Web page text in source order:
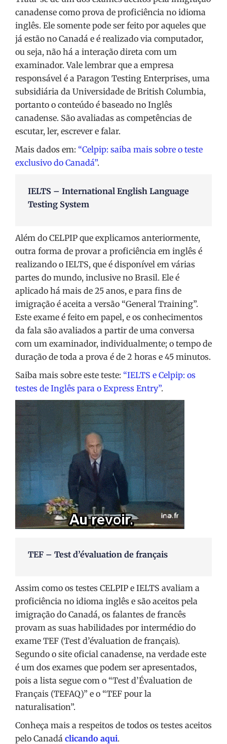
canadense como prova de proficiência no idioma
inglês. Ele somente pode ser feito por aqueles que
já estão no Canadá e é realizado via computador,
ou seja, não há a interação direta com um
examinador. Vale lembrar que a empresa
responsável é a Paragon Testing Enterprises, uma
subsidiária da Universidade de British Columbia,
portanto o conteúdo é baseado no Inglês
canadense. São avaliadas as competências de
escutar, ler, escrever e falar.
Mais dados em: “Celpip: saiba mais sobre o teste
exclusivo do Canadá”.
IELTS – International English Language
Testing System
Além do CELPIP que explicamos anteriormente,
outra forma de provar a proficiência em inglês é
realizando o IELTS, que é disponível em várias
partes do mundo, inclusive no Brasil. Ele é
aplicado há mais de 25 anos, e para fins de
imigração é aceita a versão “General Training”.
Este exame é feito em papel, e os conhecimentos
da fala são avaliados a partir de uma conversa
com um examinador, individualmente; o tempo de
duração de toda a prova é de 2 horas e 45 minutos.
Saiba mais sobre este teste: “IELTS e Celpip: os
testes de Inglês para o Express Entry”.
TEF – Test d’évaluation de français
Assim como os testes CELPIP e IELTS avaliam a
proficiência no idioma inglês e são aceitos pela
imigração do Canadá, os falantes de francês
provam as suas habilidades por intermédio do
exame TEF (Test d’évaluation de français).
Segundo o site oficial canadense, na verdade este
é um dos exames que podem ser apresentados,
pois a lista segue com o “Test d’Évaluation de
Français (TEFAQ)” e o “TEF pour la
naturalisation”.
Conheça mais a respeitos de todos os testes aceitos
pelo Canadá clicando aqui.